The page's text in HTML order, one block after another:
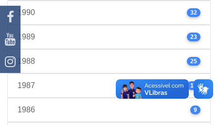
1990 32
1989 23
1988 25
1987 17
1986 9